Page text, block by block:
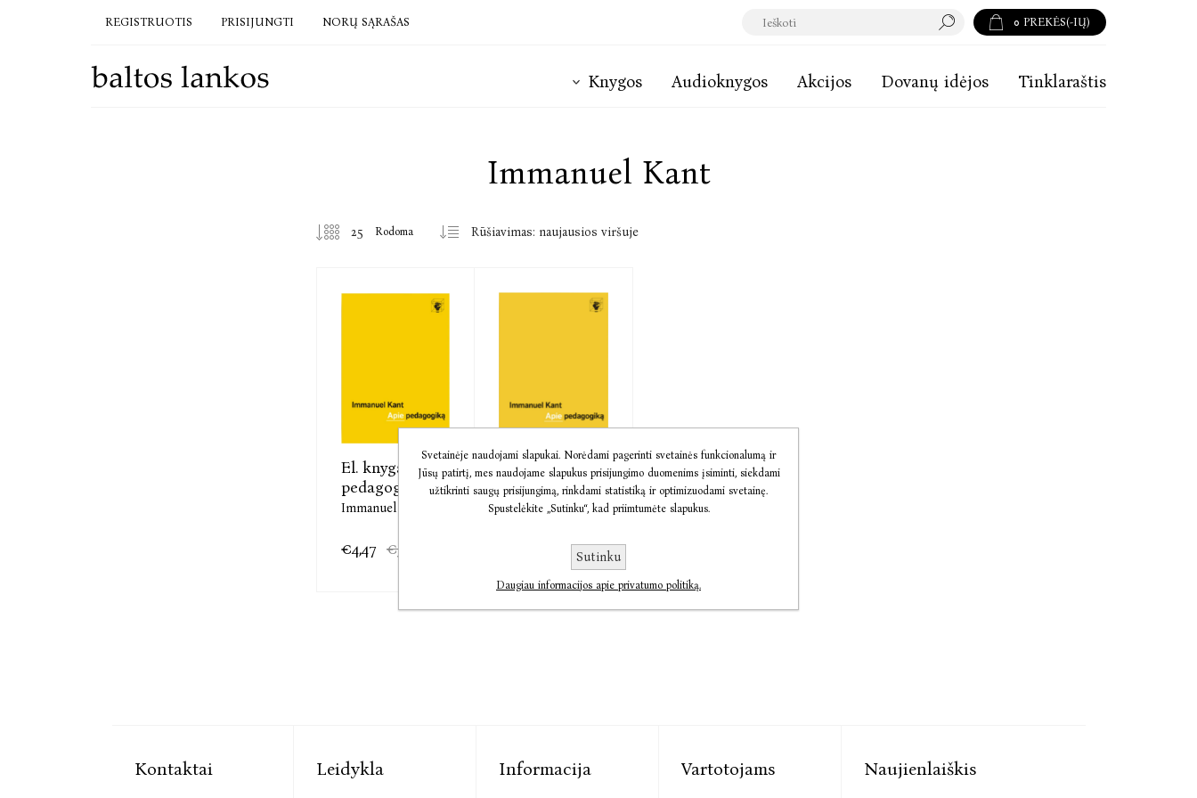
REGISTRUOTIS PRISIJUNGTI NORŲ SĄRAŠAS 0 PREKĖS(-IŲ)
Knygos Audioknygos Akcijos Dovanų idėjos Tinklaraštis
Immanuel Kant
Rodoma
El. knyga Apie
pedagogiką
Immanuel Kant
€4,47 €5,59
Audio Apie
pedagogiką
Immanuel Kant
€5,62
Kontaktai Leidykla Informacija Vartotojams Naujienlaiškis
Svetainėje naudojami slapukai. Norėdami pagerinti svetainės funkcionalumą ir
Jūsų patirtį, mes naudojame slapukus prisijungimo duomenims įsiminti, siekdami
užtikrinti saugų prisijungimą, rinkdami statistiką ir optimizuodami svetainę.
Spustelėkite „Sutinku“, kad priimtumėte slapukus.
Sutinku
Daugiau informacijos apie privatumo politiką.